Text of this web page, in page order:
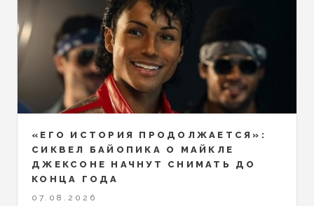
«ЕГО ИСТОРИЯ ПРОДОЛЖАЕТСЯ»:
СИКВЕЛ БАЙОПИКА О МАЙКЛЕ
ДЖЕКСОНЕ НАЧНУТ СНИМАТЬ ДО
КОНЦА ГОДА
07.08.2026